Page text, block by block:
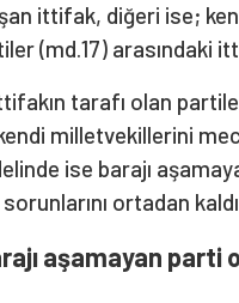
ittifak, diğeri ise;
(md.17) arasındaki
tarafı olan
milletvekillerini
ise barajı
ortadan
aşamayan parti